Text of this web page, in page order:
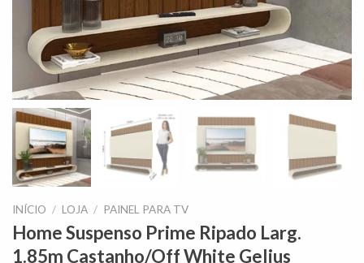
INÍCIO / LOJA / PAINEL PARA TV
Home Suspenso Prime Ripado Larg.
1.85m Castanho/Off White Gelius